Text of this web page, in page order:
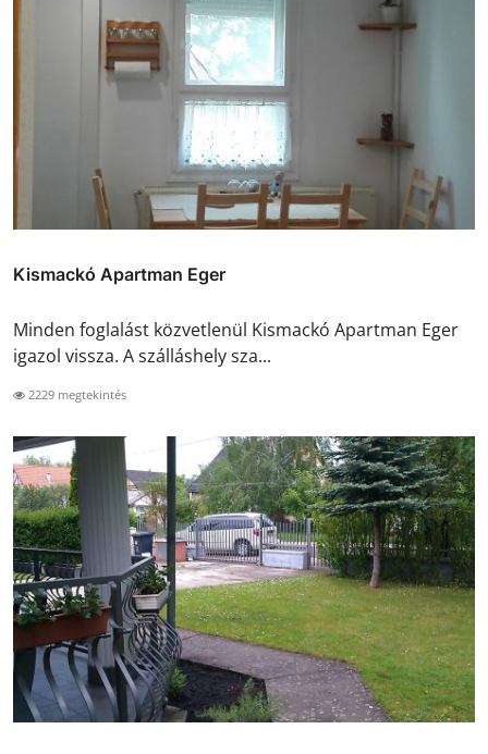
Kismackó Apartman Eger
Minden foglalást közvetlenül Kismackó Apartman Eger
igazol vissza. A szálláshely sza...
2229 megtekintés